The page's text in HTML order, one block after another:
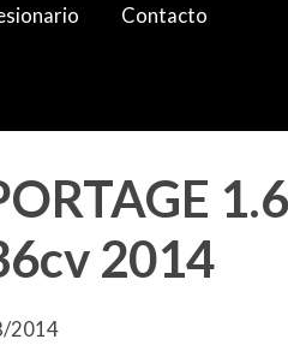
Contacto
1.6
2014
2014